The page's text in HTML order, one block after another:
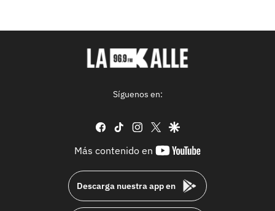
Síguenos en:
facebook
tiktok instagram
twittergoogle
Más contenido en
youtube-
Descarga nuestra app en